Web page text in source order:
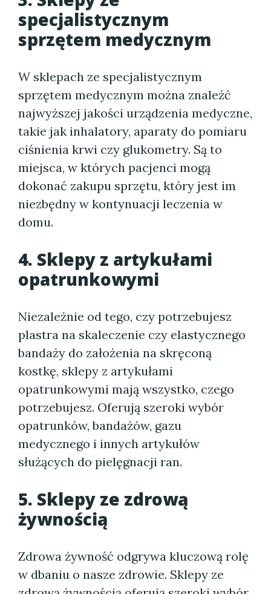
specjalistycznym
sprzętem medycznym
W sklepach ze specjalistycznym
sprzętem medycznym można znaleźć
najwyższej jakości urządzenia medyczne,
takie jak inhalatory, aparaty do pomiaru
ciśnienia krwi czy glukometry. Są to
miejsca, w których pacjenci mogą
dokonać zakupu sprzętu, który jest im
niezbędny w kontynuacji leczenia w
domu.
4. Sklepy z artykułami
opatrunkowymi
Niezależnie od tego, czy potrzebujesz
plastra na skaleczenie czy elastycznego
bandaży do założenia na skręconą
kostkę, sklepy z artykułami
opatrunkowymi mają wszystko, czego
potrzebujesz. Oferują szeroki wybór
opatrunków, bandażów, gazu
medycznego i innych artykułów
służących do pielęgnacji ran.
5. Sklepy ze zdrową
żywnością
Zdrowa żywność odgrywa kluczową rolę
w dbaniu o nasze zdrowie. Sklepy ze